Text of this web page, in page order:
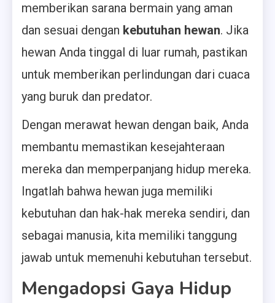
memberikan sarana bermain yang aman
dan sesuai dengan kebutuhan hewan. Jika
hewan Anda tinggal di luar rumah, pastikan
untuk memberikan perlindungan dari cuaca
yang buruk dan predator.
Dengan merawat hewan dengan baik, Anda
membantu memastikan kesejahteraan
mereka dan memperpanjang hidup mereka.
Ingatlah bahwa hewan juga memiliki
kebutuhan dan hak-hak mereka sendiri, dan
sebagai manusia, kita memiliki tanggung
jawab untuk memenuhi kebutuhan tersebut.
Mengadopsi Gaya Hidup